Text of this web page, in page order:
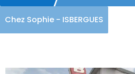
Chez Sophie - ISBERGUES